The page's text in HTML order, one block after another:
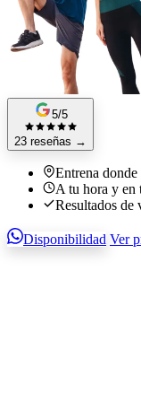
5/5
23 reseñas →
Entrena
A tu hora y en
Resultados de
Disponibilidad Ver